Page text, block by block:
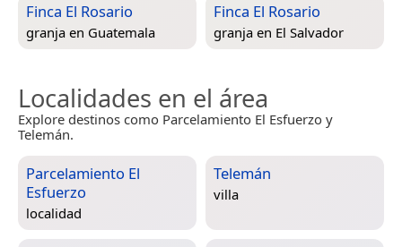
Finca El Rosario
granja en Guatemala
Finca El Rosario
granja en El Salvador
Localidades en el área
Explore destinos como Parcelamiento El Esfuerzo y
Telemán.
Parcelamiento El
Esfuerzo
localidad
Telemán
villa